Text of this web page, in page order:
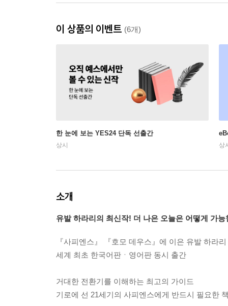
이 상품의 이벤트 (6개)
한 눈에 보는 YES24 단독 선출간
상시 상
소개
유발 하라리의 최신작! 더 나은 오늘은 어떻게 가능
『사피엔스』 『호모 데우스』에 이은 유발 하라리
세계 최초 한국어판ㆍ영어판 동시 출간
거대한 전환기를 이해하는 최고의 가이드
기로에 선 21세기의 사피엔스에게 반드시 필요한